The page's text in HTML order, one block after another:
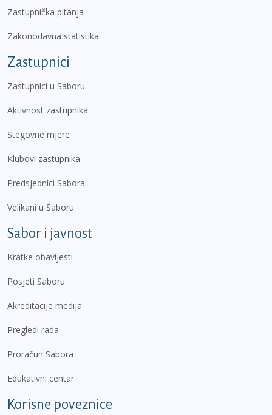
Zastupnička pitanja
Zakonodavna statistika
Zastupnici
Zastupnici u Saboru
Aktivnost zastupnika
Stegovne mjere
Klubovi zastupnika
Predsjednici Sabora
Velikani u Saboru
Sabor i javnost
Kratke obavijesti
Posjeti Saboru
Akreditacije medija
Pregledi rada
Proračun Sabora
Edukativni centar
Korisne poveznice